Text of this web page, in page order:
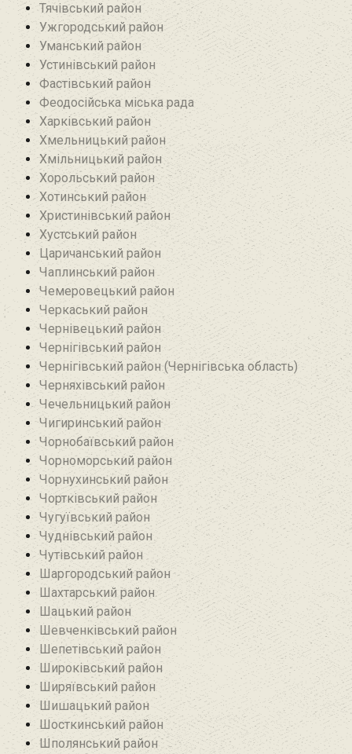
Тячівський район
Ужгородський район
Уманський район
Устинівський район
Фастівський район
Феодосійська міська рада
Харківський район
Хмельницький район
Хмільницький район
Хорольський район
Хотинський район‎
Христинівський район
Хустський район
Царичанський район
Чаплинський район
Чемеровецький район
Черкаський район
Чернівецький район
Чернігівський район
Чернігівський район (Чернігівська область)
Черняхівський район‎
Чечельницький район
Чигиринський район
Чорнобаївський район
Чорноморський район
Чорнухинський район‎
Чортківський район
Чугуївський район
Чуднівський район
Чутівський район
Шаргородський район
Шахтарський район‎
Шацький район
Шевченківський район
Шепетівський район
Широківський район
Ширяївський район
Шишацький район
Шосткинський район
Шполянський район